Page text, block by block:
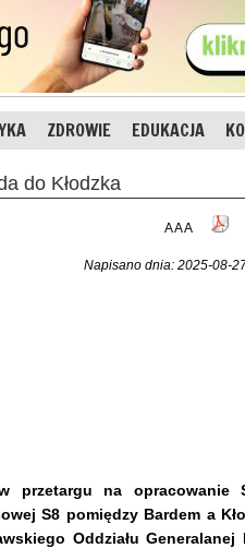
ZDROWIE EDUKACJA
do Kłodzka
AAA
Napisano dnia: 2025-08-
przetargu na opracowanie
S8 pomiędzy Bardem a
Oddziału Generalanej